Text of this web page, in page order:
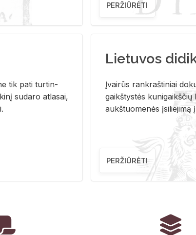
PERŽIŪRĖTI
tik pati tur­tin­
su­da­ro at­la­sai,
Lietuvos
Įvai­rūs rank­raš­ti­niai
gaikš­tys­tės
aukš­tuo­me­nės įsi­lie­ji­mą
PERŽIŪRĖTI